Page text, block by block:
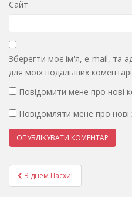
Сайт
Зберегти моє ім'я, e-mail, та
для моїх подальших
Повідомити мене про нові
Повідомляти мене про
Навігація
записів
З днем Пасхи!